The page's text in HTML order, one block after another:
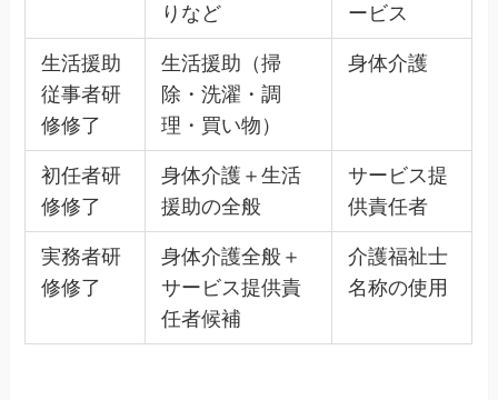
りなど
ービス
生活援助
従事者研
修修了
生活援助（掃
除・洗濯・調
理・買い物）
身体介護
初任者研
修修了
身体介護＋生活
援助の全般
サービス提
供責任者
実務者研
修修了
身体介護全般＋
サービス提供責
任者候補
介護福祉士
名称の使用